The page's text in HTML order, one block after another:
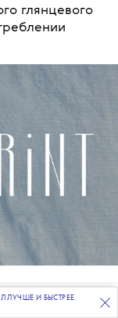
РАССЫЛКУ
глянцевого
покупаем более
ЛУЧШЕ И БЫСТРЕЕ.